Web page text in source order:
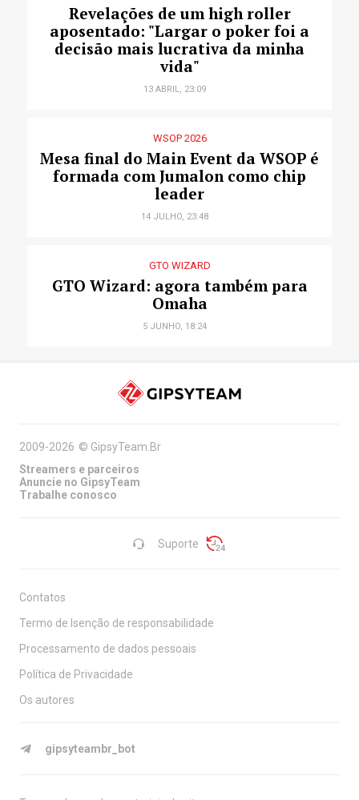
Revelações de um high roller
aposentado: "Largar o poker foi a
decisão mais lucrativa da minha
vida"
13 ABRIL, 23:09
WSOP 2026
Mesa final do Main Event da WSOP é
formada com Jumalon como chip
leader
14 JULHO, 23:48
GTO WIZARD
GTO Wizard: agora também para
Omaha
5 JUNHO, 18:24
Suporte
2009-2026 © GipsyTeam.Br
Streamers e parceiros
Anuncie no GipsyTeam
Trabalhe conosco
Contatos
Termo de Isenção de responsabilidade
Processamento de dados pessoais
Política de Privacidade
Os autores
gipsyteambr_bot